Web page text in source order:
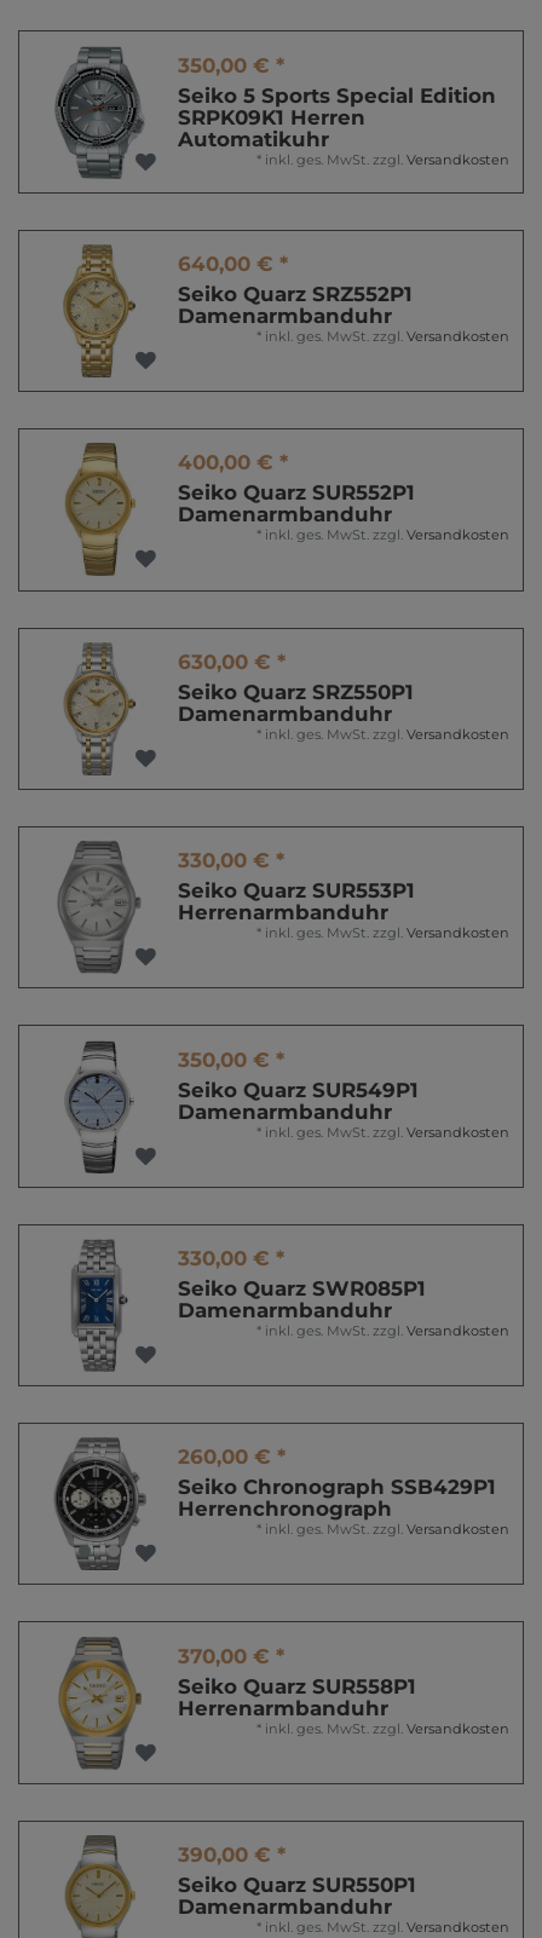
350,00 € *
Seiko 5 Sports Special Edition
SRPK09K1 Herren
Automatikuhr
* inkl. ges. MwSt. zzgl. Versandkosten
640,00 € *
Seiko Quarz SRZ552P1
Damenarmbanduhr
* inkl. ges. MwSt. zzgl. Versandkosten
400,00 € *
Seiko Quarz SUR552P1
Damenarmbanduhr
* inkl. ges. MwSt. zzgl. Versandkosten
630,00 € *
Seiko Quarz SRZ550P1
Damenarmbanduhr
* inkl. ges. MwSt. zzgl. Versandkosten
330,00 € *
Seiko Quarz SUR553P1
Herrenarmbanduhr
* inkl. ges. MwSt. zzgl. Versandkosten
350,00 € *
Seiko Quarz SUR549P1
Damenarmbanduhr
* inkl. ges. MwSt. zzgl. Versandkosten
330,00 € *
Seiko Quarz SWR085P1
Damenarmbanduhr
* inkl. ges. MwSt. zzgl. Versandkosten
260,00 € *
Seiko Chronograph SSB429P1
Herrenchronograph
* inkl. ges. MwSt. zzgl. Versandkosten
370,00 € *
Seiko Quarz SUR558P1
Herrenarmbanduhr
* inkl. ges. MwSt. zzgl. Versandkosten
390,00 € *
Seiko Quarz SUR550P1
Damenarmbanduhr
* inkl. ges. MwSt. zzgl. Versandkosten